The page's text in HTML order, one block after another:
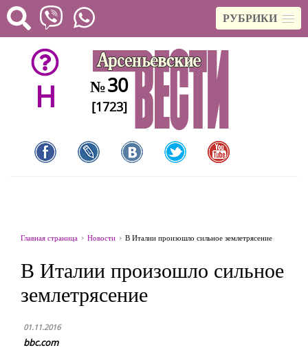
РУБРИКИ
H №30
[1723]
Главная страница Новости В Италии произошло сильное землетрясение
В Италии произошло сильное
землетрясение
01.11.2016
bbc.com